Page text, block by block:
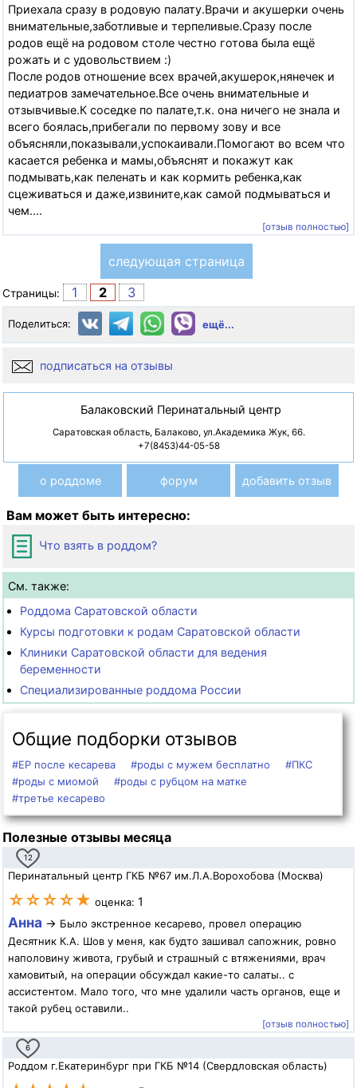
Приехала сразу в родовую палату.Врачи и акушерки очень
внимательные,заботливые и терпеливые.Сразу после
родов ещё на родовом столе честно готова была ещё
рожать и с удовольствием :)
После родов отношение всех врачей,акушерок,нянечек и
педиатров замечательное.Все очень внимательные и
отзывчивые.К соседке по палате,т.к. она ничего не знала и
всего боялась,прибегали по первому зову и все
объясняли,показывали,успокаивали.Помогают во всем что
касается ребенка и мамы,объяснят и покажут как
подмывать,как пеленать и как кормить ребенка,как
сцеживаться и даже,извините,как самой подмываться и
чем....
[отзыв полностью]
следующая страница
Страницы: 1 2 3
Поделиться: ещё...
подписаться на отзывы
Балаковский Перинатальный центр
Саратовская область, Балаково, ул.Академика Жук, 66.
+7(8453)44-05-58
о роддоме форум добавить отзыв
Вам может быть интересно:
Что взять в роддом?
См. также:
Роддома Саратовской области
Курсы подготовки к родам Саратовской области
Клиники Саратовской области для ведения
беременности
Специализированные роддома России
Общие подборки отзывов
#ЕР после кесарева #роды с мужем бесплатно
#ПКС
#роды с миомой
#роды с рубцом на матке
#третье кесарево
Полезные отзывы месяца
12
Перинатальный центр ГКБ №67 им.Л.А.Ворохобова (Москва)
☆☆☆☆★ оценка: 1
Анна → Было экстренное кесарево, провел операцию
Десятник К.А. Шов у меня, как будто зашивал сапожник, ровно
наполовину живота, грубый и страшный с втяжениями, врач
хамовитый, на операции обсуждал какие-то салаты.. с
ассистентом. Мало того, что мне удалили часть органов, еще и
такой рубец оставили..
[отзыв полностью]
6
Роддом г.Екатеринбург при ГКБ №14 (Свердловская область)